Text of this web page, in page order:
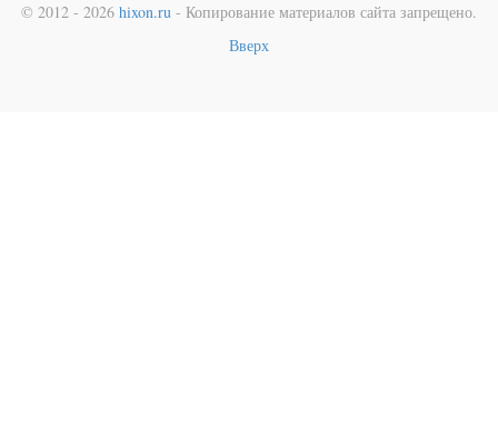
© 2012 - 2026 hixon.ru - Копирование материалов сайта запрещено.
Вверх